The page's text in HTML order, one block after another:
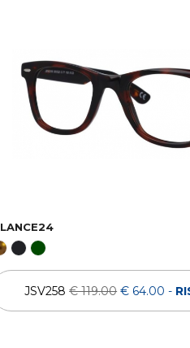
JSV258€ 119.00 € 64.00 -